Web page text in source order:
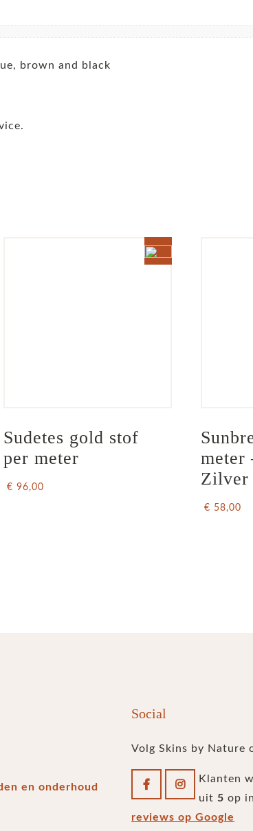
brown and black
Sudetes gold stof
per meter
€ 96,00
meter
Zilver
€ 58,00
en onderhoud
Social
Volg Skins by Nature
Klanten
uit 5 op
reviews op Google